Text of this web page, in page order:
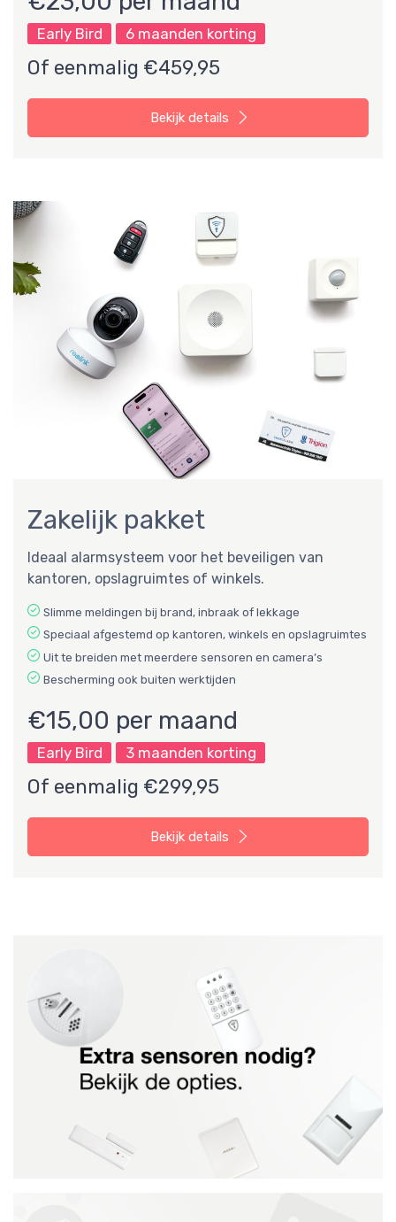
Early Bird 6 maanden korting
Of eenmalig €459,95
Bekijk details
Zakelijk pakket
Ideaal alarmsysteem voor het beveiligen van
kantoren, opslagruimtes of winkels.
Slimme meldingen bij brand, inbraak of lekkage
Speciaal afgestemd op kantoren, winkels en opslagruimtes
Uit te breiden met meerdere sensoren en camera’s
Bescherming ook buiten werktijden
€15,00 per maand
Early Bird 3 maanden korting
Of eenmalig €299,95
Bekijk details